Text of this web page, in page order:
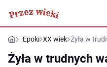
Epoki XX wiek Żyła w
Żyła w trudnych